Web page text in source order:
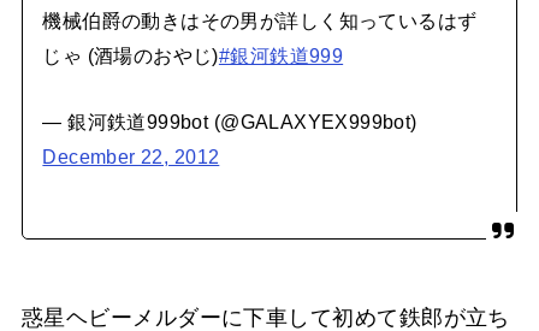
機械伯爵の動きはその男が詳しく知っているはず
じゃ (酒場のおやじ)#銀河鉄道999
— 銀河鉄道999bot (@GALAXYEX999bot)
December 22, 2012
惑星ヘビーメルダーに下車して初めて鉄郎が立ち